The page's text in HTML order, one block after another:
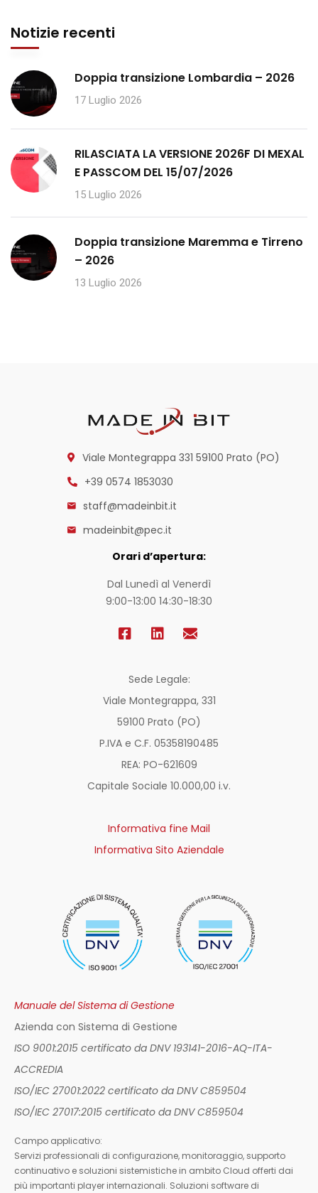
Notizie recenti
Doppia transizione Lombardia – 2026
17 Luglio 2026
RILASCIATA LA VERSIONE 2026F DI MEXAL
E PASSCOM DEL 15/07/2026
15 Luglio 2026
Doppia transizione Maremma e Tirreno
– 2026
13 Luglio 2026
Viale Montegrappa 331 59100 Prato (PO)
+39 0574 1853030
staff@madeinbit.it
madeinbit@pec.it
Orari d’apertura:
Dal Lunedì al Venerdì
9:00-13:00 14:30-18:30
Sede Legale:
Viale Montegrappa, 331
59100 Prato (PO)
P.IVA e C.F. 05358190485
REA: PO-621609
Capitale Sociale 10.000,00 i.v.
Informativa fine Mail
Informativa Sito Aziendale
Manuale del Sistema di Gestione
Azienda con Sistema di Gestione
ISO 9001:2015 certificato da DNV 193141-2016-AQ-ITA-
ACCREDIA
ISO/IEC 27001:2022 certificato da DNV C859504
ISO/IEC 27017:2015 certificato da DNV C859504
Campo applicativo:
Servizi professionali di configurazione, monitoraggio, supporto
continuativo e soluzioni sistemistiche in ambito Cloud offerti dai
più importanti player internazionali. Soluzioni software di